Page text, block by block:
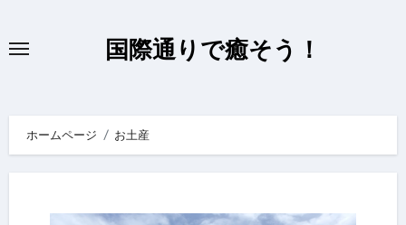
国際通りで癒そう！
ホームページ お土産